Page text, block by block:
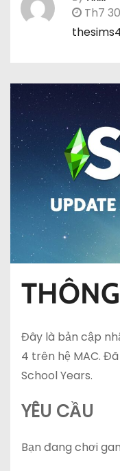
Th7
Đây là bản cập
4 trên hệ MAC.
School Years.
YÊU CẦU
Bạn đang chơi